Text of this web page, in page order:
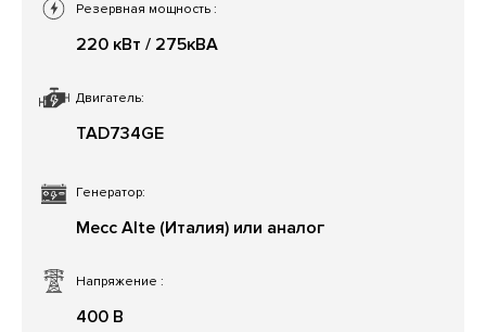
Двигатель:
TAD734GE
Напряжение :
400 В
Резервная мощность :
220 кВт / 275кВА
Генератор:
Mecc Alte (Италия) или аналог